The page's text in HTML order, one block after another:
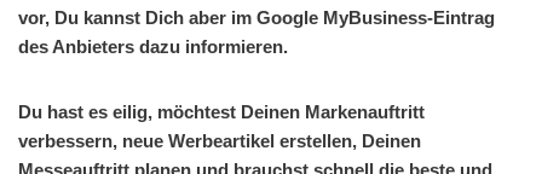
vor, Du kannst Dich aber im Google MyBusiness-Eintrag
des Anbieters dazu informieren.
Du hast es eilig, möchtest Deinen Markenauftritt
verbessern, neue Werbeartikel erstellen, Deinen
Messeauftritt planen und brauchst schnell die beste und